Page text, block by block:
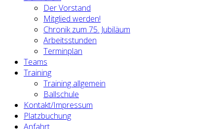
Der Vorstand
Mitglied werden!
Chronik zum 75. Jubiläum
Arbeitsstunden
Terminplan
Teams
Training
Training allgemein
Ballschule
Kontakt/Impressum
Platzbuchung
Anfahrt